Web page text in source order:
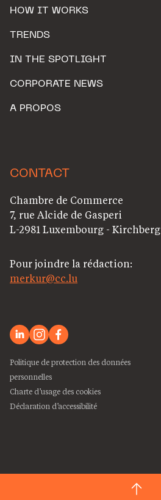
HOW IT WORKS
TRENDS
IN THE SPOTLIGHT
CORPORATE NEWS
A PROPOS
CONTACT
Chambre de Commerce
7, rue Alcide de Gasperi
L-2981 Luxembourg - Kirchberg
Pour joindre la rédaction:
merkur@cc.lu
Politique de protection des données
personnelles
Charte d’usage des cookies
Déclaration d’accessibilité